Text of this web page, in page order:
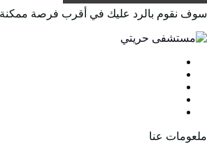
نقوم بالرد عليك في أقرب فرصة ممكنة.
عنا